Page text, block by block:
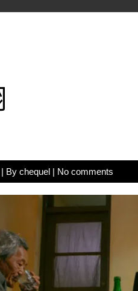
| By chequel | No comments